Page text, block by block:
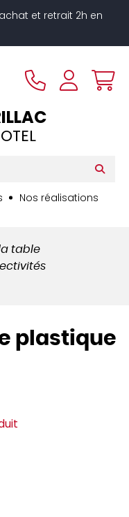
et retrait 2h en
Nos réalisations
table
plastique